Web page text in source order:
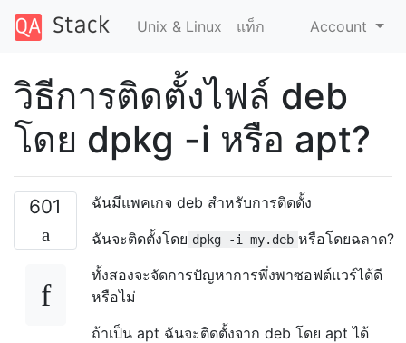
Unix & Linux แท็ก Account
วิธีการติดตั้งไฟล์ deb
โดย dpkg -i หรือ apt?
601
ฉันมีแพคเกจ deb สำหรับการติดตั้ง
ฉันจะติดตั้งโดย dpkg -i my.deb หรือโดยฉลาด?
ทั้งสองจะจัดการปัญหาการพึ่งพาซอฟต์แวร์ได้ดี
หรือไม่
ถ้าเป็น apt ฉันจะติดตั้งจาก deb โดย apt ได้